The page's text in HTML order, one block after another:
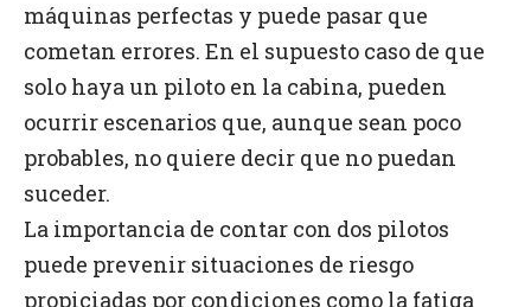
máquinas perfectas y puede pasar que
cometan errores. En el supuesto caso de que
solo haya un piloto en la cabina, pueden
ocurrir escenarios que, aunque sean poco
probables, no quiere decir que no puedan
suceder.
La importancia de contar con dos pilotos
puede prevenir situaciones de riesgo
propiciadas por condiciones como la fatiga